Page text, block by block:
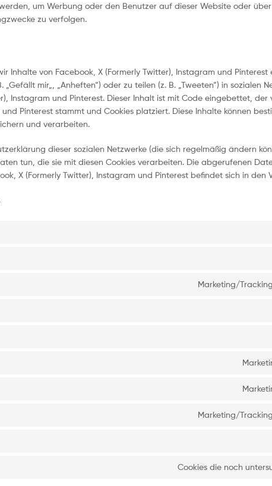
um Werbung oder den Benutzer auf dieser Website oder
zu verfolgen.
Inhalte von Facebook, X (Formerly Twitter), Instagram und Pinterest
mir„, „Anheften“) oder zu teilen (z. B. „Tweeten“) in sozialen
Instagram und Pinterest. Dieser Inhalt ist mit Code eingebettet, der
Pinterest stammt und Cookies platziert. Diese Inhalte können
und verarbeiten.
dieser sozialen Netzwerke (die sich regelmäßig ändern
tun, die sie mit diesen Cookies verarbeiten. Die abgerufenen
X (Formerly Twitter), Instagram und Pinterest befindet sich in den
Marketing/
Marketing/
Cookies die noch